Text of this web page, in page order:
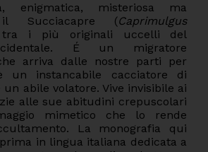
enigmatica, misteriosa ma
il Succiacapre (Caprimulgus
i più originali uccelli del
É un migratore
arriva dalle nostre parti per
un instancabile cacciatore di
abile volatore. Vive invisibile ai
alle sue abitudini crepuscolari
mimetico che lo rende
La monografia qui
in lingua italiana dedicata a